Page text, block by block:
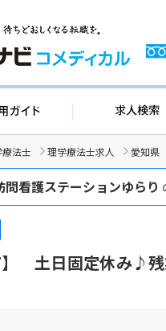
ご利用ガイド
法士 理学療法士求人 愛知県
問看護ステーションゆらり
】 土日固定休み♪